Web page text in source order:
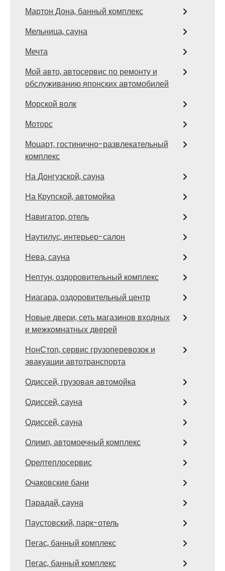
Мартон Дона, банный комплекс
Мельница, сауна
Мечта
Мой авто, автосервис по ремонту и
обслуживанию японских автомобилей
Морской волк
Моторс
Моцарт, гостинично-развлекательный
комплекс
На Донгузской, сауна
На Крупской, автомойка
Навигатор, отель
Наутилус, интерьер-салон
Нева, сауна
Нептун, оздоровительный комплекс
Ниагара, оздоровительный центр
Новые двери, сеть магазинов входных
и межкомнатных дверей
НонСтоп, сервис грузоперевозок и
эвакуации автотранспорта
Одиссей, грузовая автомойка
Одиссей, сауна
Одиссей, сауна
Олимп, автомоечный комплекс
Орелтеплосервис
Очаковские бани
Парадай, сауна
Паустовский, парк-отель
Пегас, банный комплекс
Пегас, банный комплекс